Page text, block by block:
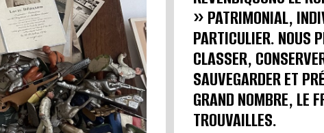
» PATRIMONIAL,
PARTICULIER. NOUS
CLASSER,
SAUVEGARDER ET
GRAND NOMBRE, LE
TROUVAILLES.